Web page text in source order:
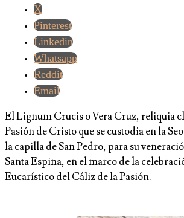
X
Pinterest
Linkedin
Whatsapp
Reddit
Email
El Lignum Crucis o Vera Cruz, reliquia
Pasión de Cristo que se custodia en la
la capilla de San Pedro, para su
Santa Espina, en el marco de la
Eucarístico del Cáliz de la Pasión.